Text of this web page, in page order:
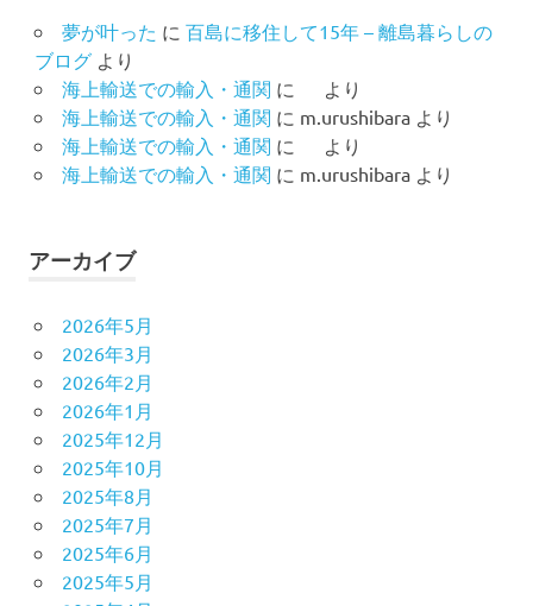
夢が叶った に 百島に移住して15年 – 離島暮らしの
ブログより
海上輸送での輸入・通関 に
より
海上輸送での輸入・通関 に m.urushibaraより
海上輸送での輸入・通関 に
より
海上輸送での輸入・通関 に m.urushibaraより
アーカイブ
2026年5月
2026年3月
2026年2月
2026年1月
2025年12月
2025年10月
2025年8月
2025年7月
2025年6月
2025年5月